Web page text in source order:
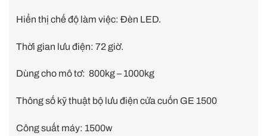
Hiển thị chế độ làm việc: Đèn LED.
Thời gian lưu điện: 72 giờ.
Dùng cho mô tơ: 800kg – 1000kg
Thông số kỹ thuật bộ lưu điện cửa cuốn GE 1500
Công suất máy: 1500w